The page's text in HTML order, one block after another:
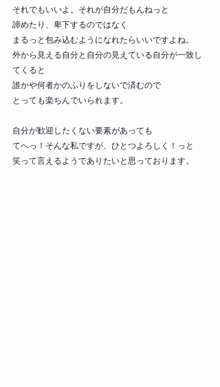
それでもいいよ。それが自分だもんねっと
諦めたり、卑下するのではなく
まるっと包み込むようになれたらいいですよね。
外から見える自分と自分の見えている自分が一致し
てくると
誰かや何者かのふりをしないで済むので
とっても楽ちんでいられます。
自分が歓迎したくない要素があっても
てへっ！そんな私ですが、ひとつよろしく！っと
笑って言えるようでありたいと思っております。